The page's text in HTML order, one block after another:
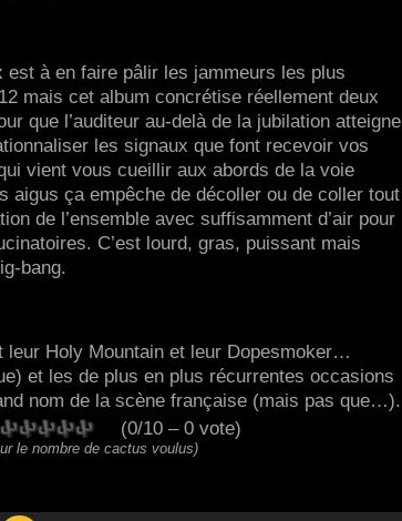
est à en faire pâlir les jammeurs les plus
mais cet album concrétise réellement deux
que l’auditeur au-delà de la jubilation atteigne
les signaux que font recevoir vos
vient vous cueillir aux abords de la voie
aigus ça empêche de décoller ou de coller tout
de l’ensemble avec suffisamment d’air pour
C’est lourd, gras, puissant mais
bang.
leur Holy Mountain et leur Dopesmoker…
et les de plus en plus récurrentes occasions
nom de la scène française (mais pas que…).
(0/10 – 0 vote)
le nombre de cactus voulus)